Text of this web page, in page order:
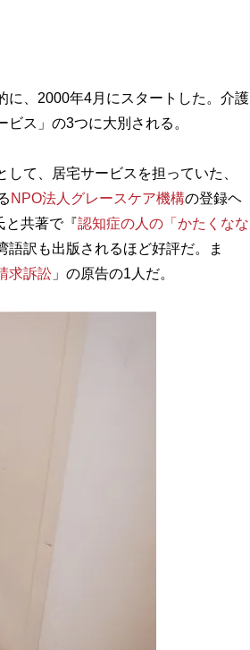
、2000年4月にスタートした。介護
ス」の3つに大別される。
て、居宅サービスを担っていた、
NPO法人グレースケア機構の登録ヘ
と共著で『認知症の人の「かたくなな
語訳も出版されるほど好評だ。ま
求訴訟」の原告の1人だ。